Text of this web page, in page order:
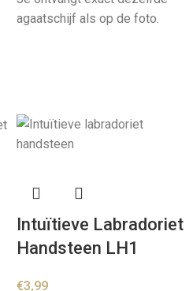
agaatschijf als op de foto.
Intuïtieve Labradoriet
Handsteen LH1
€3,99